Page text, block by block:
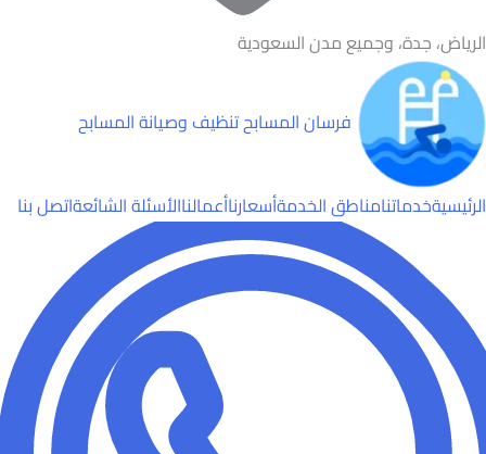
الرياض، جدة، وجميع مدن السعودية
فرسان المسابحتنظيف وصيانة المسابح
الرئيسيةخدماتنامناطق الخدمةأسعارناأعمالناالأسئلة الشائعةاتصل بنا